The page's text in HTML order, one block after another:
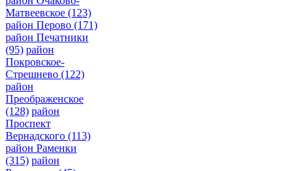
Матвеевское (123)
район Перово (171)
район Печатники
(95) район
Покровское-
Стрешнево (122)
район
Преображенское
(128) район
Проспект
Вернадского (113)
район Раменки
(315) район